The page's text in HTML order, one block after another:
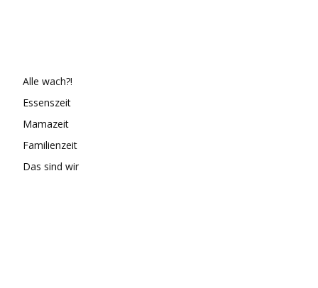
Alle wach?!
Essenszeit
Mamazeit
Familienzeit
Das sind wir